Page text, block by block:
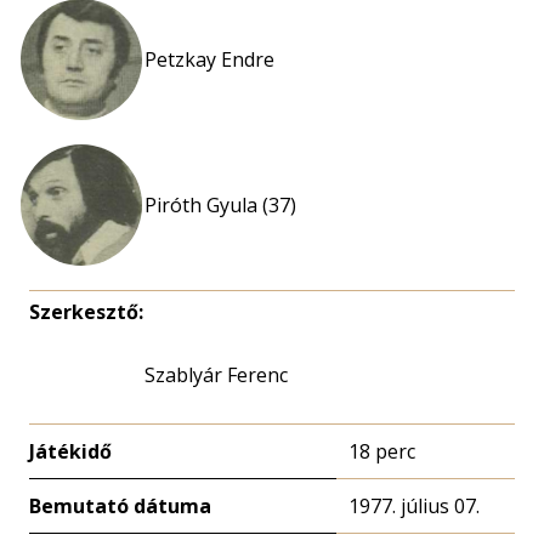
Petzkay Endre
Piróth Gyula (37)
Szerkesztő:
Szablyár Ferenc
Játékidő 18 perc
Bemutató dátuma 1977. július 07.